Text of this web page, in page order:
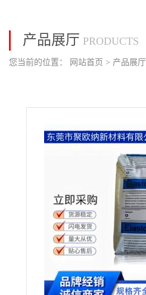
产品展厅 PRODUCTS
您当前的位置： 网站首页 > 产品展厅